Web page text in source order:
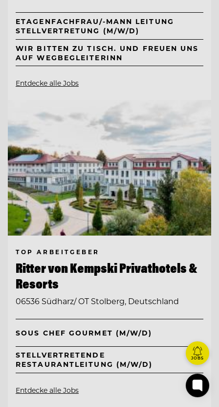
ETAGENFACHFRAU/-MANN LEITUNG
STELLVERTRETUNG (M/W/D)
WIR BITTEN ZU TISCH. UND FREUEN UNS
AUF WEGBEGLEITERINN
Entdecke alle Jobs
TOP ARBEITGEBER
Ritter von Kempski Privathotels &
Resorts
06536 Südharz/ OT Stolberg, Deutschland
SOUS CHEF GOURMET (M/W/D)
STELLVERTRETENDE
RESTAURANTLEITUNG (M/W/D)
Entdecke alle Jobs
JOBS